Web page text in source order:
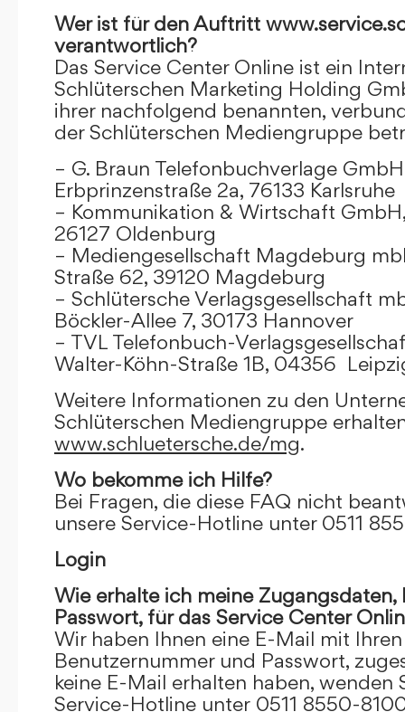
Wer ist für den Auftritt
verantwortlich?
Das Service Center Online ist ein
Schlüterschen Marketing Holding
ihrer nachfolgend benannten,
der Schlüterschen Mediengruppe
– G. Braun Telefonbuchverlage GmbH
Erbprinzenstraße 2a, 76133 Karlsruhe
– Kommunikation & Wirtschaft
26127 Oldenburg
– Mediengesellschaft Magdeburg
Straße 62, 39120 Magdeburg
– Schlütersche Verlagsgesellschaft
Böckler-Allee 7, 30173 Hannover
– TVL Telefonbuch-
Walter-Köhn-Straße 1B, 04356
Weitere Informationen zu den
Schlüterschen Mediengruppe
www.schluetersche.de/mg.
Wo bekomme ich Hilfe?
Bei Fragen, die diese FAQ nicht
unsere Service-Hotline unter 0511
Login
Wie erhalte ich meine
Passwort, für das Service Center
Wir haben Ihnen eine E-Mail mit
Benutzernummer und Passwort,
keine E-Mail erhalten haben, wenden
Service-Hotline unter 0511 8550-